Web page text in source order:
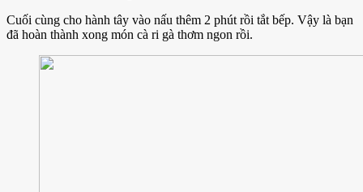
Cuối cùng cho hành tây vào nấu thêm 2 phút rồi tắt bếp. Vậy là bạn
đã hoàn thành xong món cà ri gà thơm ngon rồi.